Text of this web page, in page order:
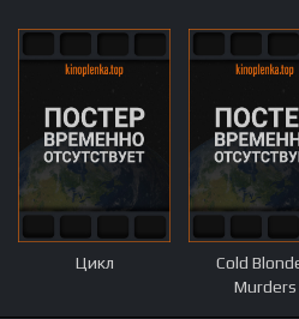
Цикл
Cold
Murders